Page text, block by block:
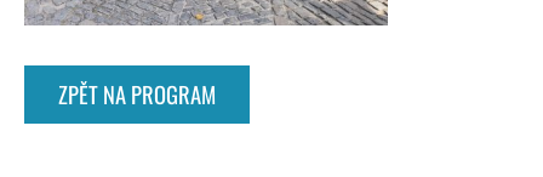
ZPĚT NA PROGRAM